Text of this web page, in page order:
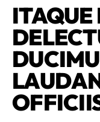
ITAQUE